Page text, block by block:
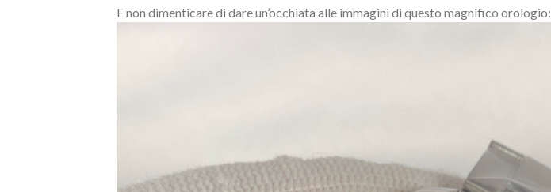
E non dimenticare di dare un’occhiata alle immagini di questo magnifico orologio: